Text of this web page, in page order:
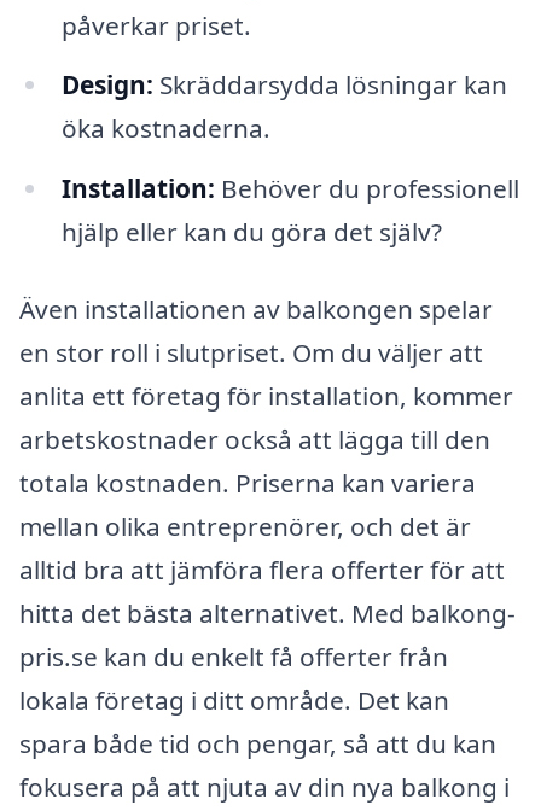
påverkar priset.
Design: Skräddarsydda lösningar kan
öka kostnaderna.
Installation: Behöver du professionell
hjälp eller kan du göra det själv?
Även installationen av balkongen spelar
en stor roll i slutpriset. Om du väljer att
anlita ett företag för installation, kommer
arbetskostnader också att lägga till den
totala kostnaden. Priserna kan variera
mellan olika entreprenörer, och det är
alltid bra att jämföra flera offerter för att
hitta det bästa alternativet. Med balkong-
pris.se kan du enkelt få offerter från
lokala företag i ditt område. Det kan
spara både tid och pengar, så att du kan
fokusera på att njuta av din nya balkong i